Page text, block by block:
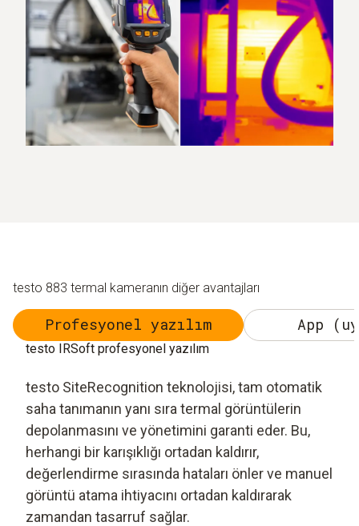
testo 883 termal kameranın diğer avantajları
Profesyonel yazılım App
testo IRSoft profesyonel yazılım
testo SiteRecognition teknolojisi, tam otomatik
saha tanımanın yanı sıra termal görüntülerin
depolanmasını ve yönetimini garanti eder. Bu,
herhangi bir karışıklığı ortadan kaldırır,
değerlendirme sırasında hataları önler ve manuel
görüntü atama ihtiyacını ortadan kaldırarak
zamandan tasarruf sağlar.